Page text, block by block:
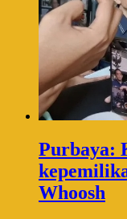
Purbaya:
Whoosh